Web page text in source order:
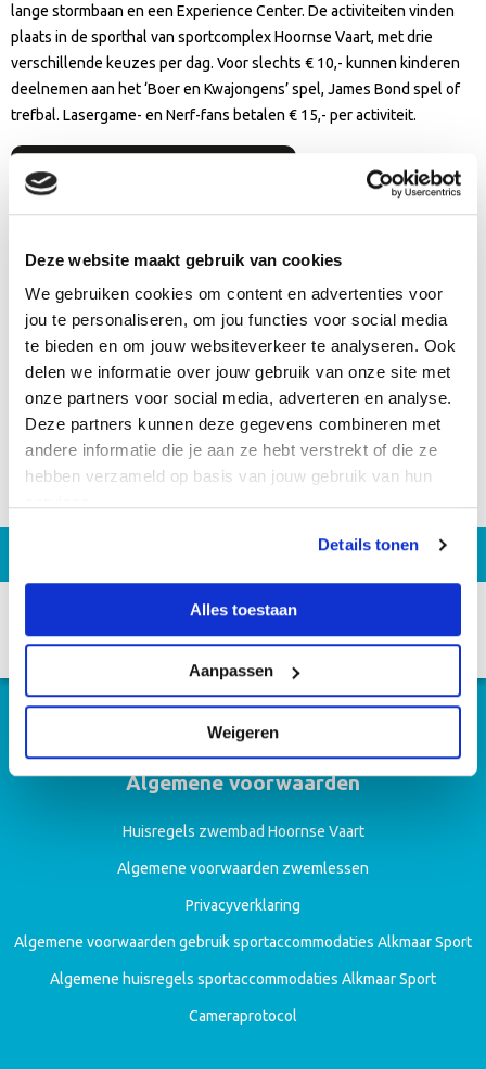
Deze website maakt gebruik van cookies
We gebruiken cookies om content en advertenties voor
jou te personaliseren, om jou functies voor social media
te bieden en om jouw websiteverkeer te analyseren. Ook
delen we informatie over jouw gebruik van onze site met
onze partners voor social media, adverteren en analyse.
Deze partners kunnen deze gegevens combineren met
andere informatie die je aan ze hebt verstrekt of die ze
hebben verzameld op basis van jouw gebruik van hun
Details tonen
Alles toestaan
Aanpassen
Weigeren
lange stormbaan en een Experience Center. De activiteiten vinden
plaats in de sporthal van sportcomplex Hoornse Vaart, met drie
verschillende keuzes per dag. Voor slechts € 10,- kunnen kinderen
deelnemen aan het ‘Boer en Kwajongens’ spel, James Bond spel of
trefbal. Lasergame- en Nerf-fans betalen € 15,- per activiteit.
Meer informatie en tickets
Algemene voorwaarden
Huisregels zwembad Hoornse Vaart
Algemene voorwaarden zwemlessen
Privacyverklaring
Algemene voorwaarden gebruik sportaccommodaties Alkmaar Sport
Algemene huisregels sportaccommodaties Alkmaar Sport
Cameraprotocol